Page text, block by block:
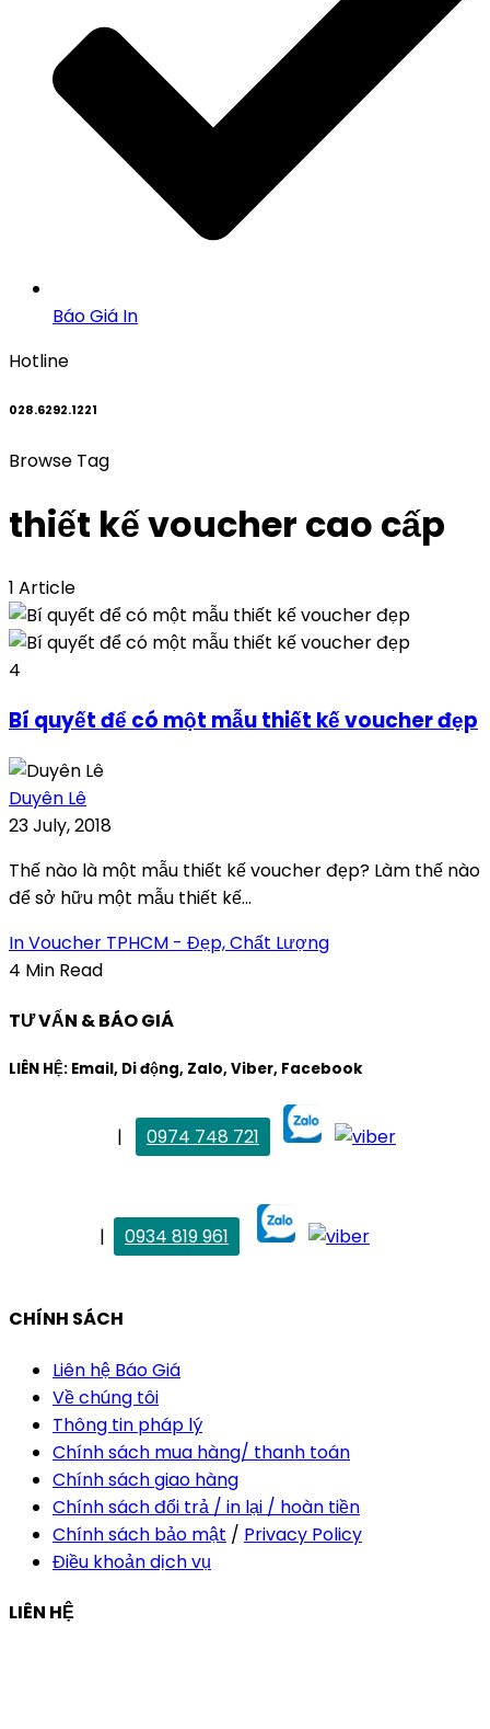
Báo Giá In
Hotline
028.6292.1221
Browse Tag
thiết kế voucher cao cấp
1 Article
4
Bí quyết để có một mẫu thiết kế voucher đẹp
Duyên Lê
23 July, 2018
Thế nào là một mẫu thiết kế voucher đẹp? Làm thế nào
để sở hữu một mẫu thiết kế...
In Voucher TPHCM - Đẹp, Chất Lượng
4 Min Read
TƯ VẤN & BÁO GIÁ
LIÊN HỆ: Email, Di động, Zalo, Viber, Facebook
|
0974 748 721
|
0934 819 961
CHÍNH SÁCH
Liên hệ Báo Giá
Về chúng tôi
Thông tin pháp lý
Chính sách mua hàng/ thanh toán
Chính sách giao hàng
Chính sách đổi trả / in lại / hoàn tiền
Chính sách bảo mật / Privacy Policy
Điều khoản dịch vụ
LIÊN HỆ